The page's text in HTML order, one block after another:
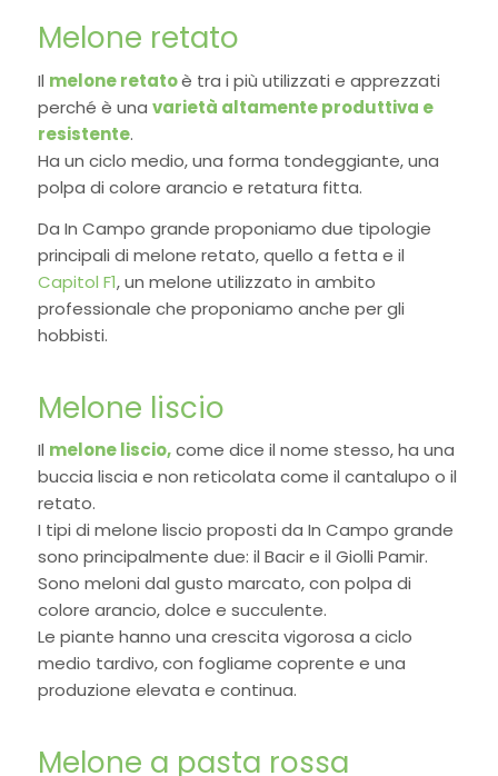
Melone retato
Il melone retatoè tra i più utilizzati e apprezzati
perché è una varietà altamente produttiva e
resistente.
Ha un ciclo medio, una forma tondeggiante, una
polpa di colore arancio e retatura fitta.
Da In Campo grande proponiamo due tipologie
principali di melone retato, quello a fetta e il
Capitol F1, un melone utilizzato in ambito
professionale che proponiamo anche per gli
hobbisti.
Melone liscio
Il melone liscio,come dice il nome stesso, ha una
buccia liscia e non reticolata come il cantalupo o il
retato.
I tipi di melone liscio proposti da In Campo grande
sono principalmente due: il Bacir e il Giolli Pamir.
Sono meloni dal gusto marcato, con polpa di
colore arancio, dolce e succulente.
Le piante hanno una crescita vigorosa a ciclo
medio tardivo, con fogliame coprente e una
produzione elevata e continua.
Melone a pasta rossa